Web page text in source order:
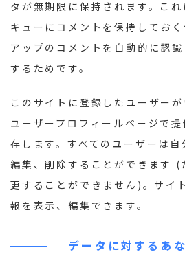
タが無期限に保持されます。こ
キューにコメントを保持してお
アップのコメントを自動的に認
するためです。
このサイトに登録したユーザー
ユーザープロフィールページで
存します。すべてのユーザーは自
編集、削除することができます (
更することができません)。サイ
報を表示、編集できます。
データに対するあ